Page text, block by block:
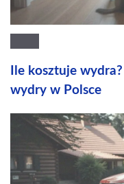
Ile kosztuje
wydry w Polsce